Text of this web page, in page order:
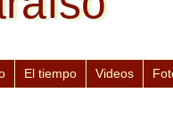
El tiempo Videos